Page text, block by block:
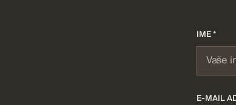
IME *
E-MAIL